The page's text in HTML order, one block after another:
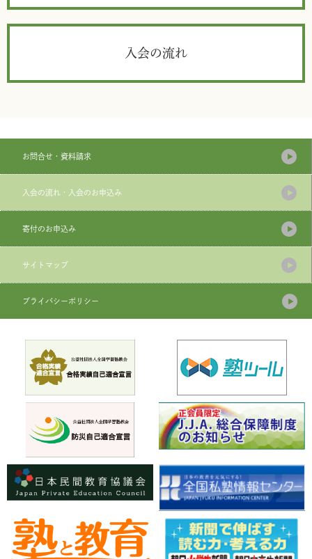
入会の流れ
お問合せ・資料請求
入会の流れ・入会のお申込み
寄付のお申込み
サイトマップ
プライバシーポリシー